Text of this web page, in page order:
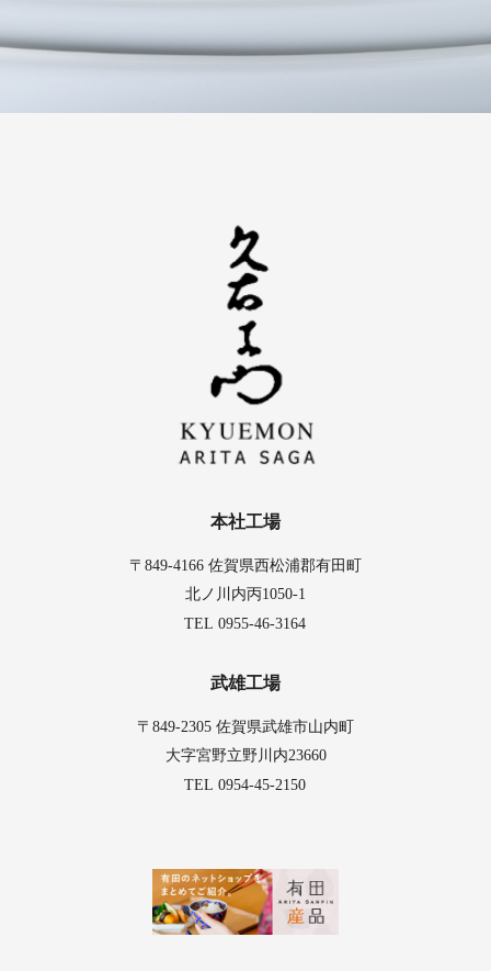
本社工場
〒849-4166 佐賀県西松浦郡有田町
北ノ川内丙1050-1
TEL0955-46-3164
武雄工場
〒849-2305 佐賀県武雄市山内町
大字宮野立野川内23660
TEL0954-45-2150